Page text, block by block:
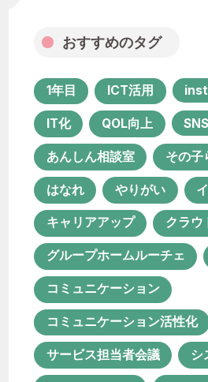
サービス担当者会議 シ
セカンドライフ
ソーシャルワーク実習
プロジェクト ポコ・ア
ユニポス リハビリテー
リファラル採用
ルーチェ グループホーム
ルーチェの日常 ロボッ
ロボット活用 世話人
おすすめのタグ
1年目 ICT活用
IT化 QOL向上 SNS
あんしん相談室 その子
はなれ やりがい
キャリアアップ クラウ
グループホームルーチェ
コミュニケーション
コミュニケーション活性化
サービス担当者会議 シ